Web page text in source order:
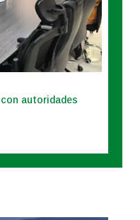
autoridades